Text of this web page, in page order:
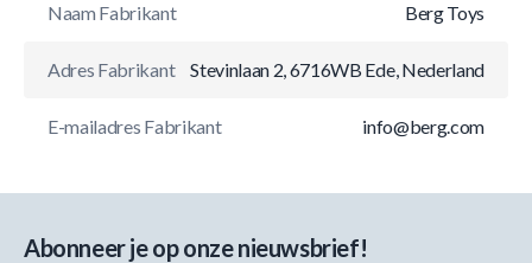
Naam Fabrikant Berg Toys
Adres Fabrikant Stevinlaan 2, 6716WB Ede, Nederland
E-mailadres Fabrikant info@berg.com
Abonneer je op onze nieuwsbrief!